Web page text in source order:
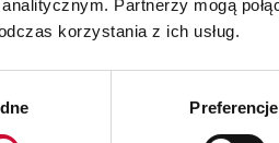
Partnerzy mogą
korzystania z ich usług.
Preferencje
z 2011 roku.